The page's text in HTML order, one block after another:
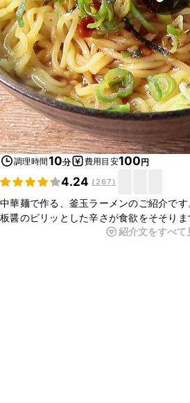
調理時間10分 費用目安100円
4.24 (267)
中華麺で作る、釜玉ラーメンのご紹介で
板醤のピリッとした辛さが食欲をそそり
えもありますので、忙しいときにもぴっ
紹介文をすべて